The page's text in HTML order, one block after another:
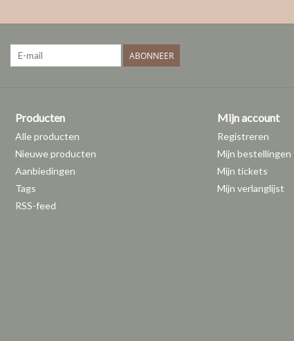
vragen? We helpen je graag!
Info ivm onze diamanten
ABONNEER
Producten
Alle producten
Nieuwe producten
Aanbiedingen
Tags
RSS-feed
Mijn account
Registreren
Mijn bestellingen
Mijn tickets
Mijn verlanglijst